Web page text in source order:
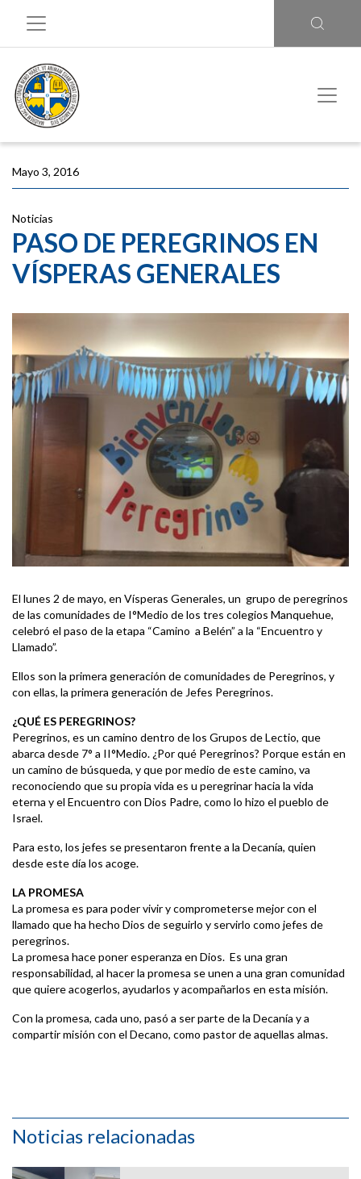
Mayo 3, 2016
Noticias
PASO DE PEREGRINOS EN
VÍSPERAS GENERALES
El lunes 2 de mayo, en Vísperas Generales, un grupo de peregrinos
de las comunidades de I°Medio de los tres colegios Manquehue,
celebró el paso de la etapa “Camino a Belén” a la “Encuentro y
Llamado”.
Ellos son la primera generación de comunidades de Peregrinos, y
con ellas, la primera generación de Jefes Peregrinos.
¿QUÉ ES PEREGRINOS?
Peregrinos, es un camino dentro de los Grupos de Lectio, que
abarca desde 7° a II°Medio. ¿Por qué Peregrinos? Porque están en
un camino de búsqueda, y que por medio de este camino, va
reconociendo que su propia vida es u peregrinar hacia la vida
eterna y el Encuentro con Dios Padre, como lo hizo el pueblo de
Israel.
Para esto, los jefes se presentaron frente a la Decanía, quien
desde este día los acoge.
LA PROMESA
La promesa es para poder vivir y comprometerse mejor con el
llamado que ha hecho Dios de seguirlo y servirlo como jefes de
peregrinos.
La promesa hace poner esperanza en Dios. Es una gran
responsabilidad, al hacer la promesa se unen a una gran comunidad
que quiere acogerlos, ayudarlos y acompañarlos en esta misión.
Con la promesa, cada uno, pasó a ser parte de la Decanía y a
compartir misión con el Decano, como pastor de aquellas almas.
Noticias relacionadas